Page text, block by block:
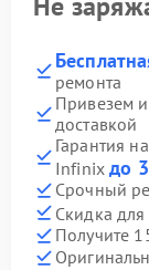
ремонта
Привезем
доставкой
Гарантия
Infinixдо
Срочный
Скидка для
Получите